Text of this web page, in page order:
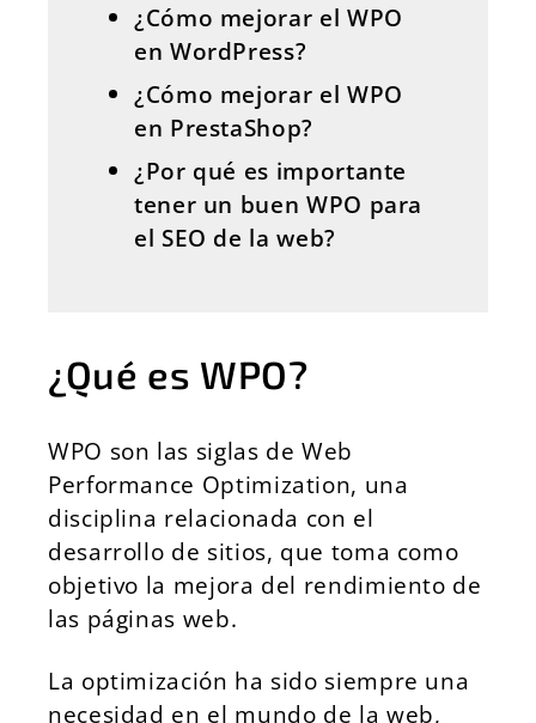
¿Cómo mejorar el WPO
en WordPress?
¿Cómo mejorar el WPO
en PrestaShop?
¿Por qué es importante
tener un buen WPO para
el SEO de la web?
¿Qué es WPO?
WPO son las siglas de Web
Performance Optimization, una
disciplina relacionada con el
desarrollo de sitios, que toma como
objetivo la mejora del rendimiento de
las páginas web.
La optimización ha sido siempre una
necesidad en el mundo de la web,